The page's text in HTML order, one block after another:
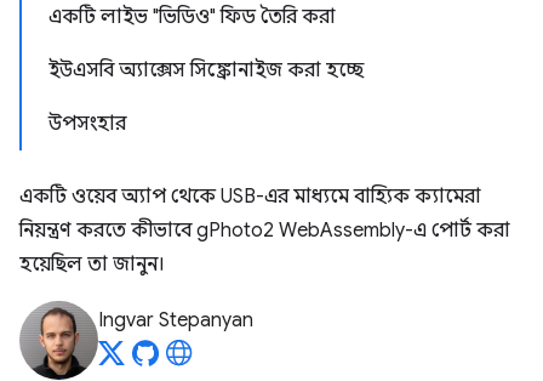
একটি লাইভ "ভিডিও" ফিড তৈরি করা
ইউএসবি অ্যাক্সেস সিঙ্ক্রোনাইজ করা হচ্ছে
উপসংহার
একটি ওয়েব অ্যাপ থেকে USB-এর মাধ্যমে বাহ্যিক ক্যামেরা
নিয়ন্ত্রণ করতে কীভাবে gPhoto2 WebAssembly-এ পোর্ট করা
হয়েছিল তা জানুন।
Ingvar Stepanyan